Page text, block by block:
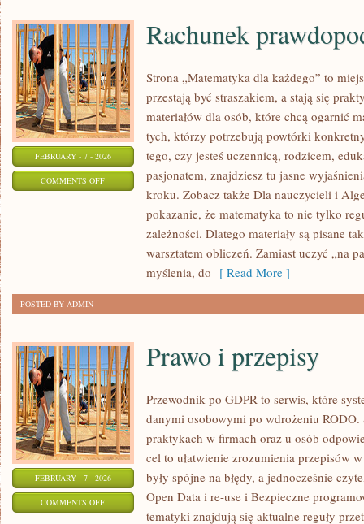
FEBRUARY - 7 - 2026
COMMENTS OFFON
RACHUNEK
PRAWDOPODOBIEŃSTWA
Rachunek
Strona „Matematyka dla każdego” to
przestają być straszakiem, a stają się
materiałów dla osób, które chcą ogarnić
tych, którzy potrzebują powtórki
tego, czy jesteś uczennicą, rodzicem,
pasjonatem, znajdziesz tu jasne
kroku. Zobacz także Dla nauczycieli i
pokazanie, że matematyka to nie tylko
zależności. Dlatego materiały są pisane
warsztatem obliczeń. Zamiast uczyć „na
myślenia, do [ Read More ]
POSTED BY ADMIN
FEBRUARY - 7 - 2026
COMMENTS OFFON
Prawo i przepisy
Przewodnik po GDPR to serwis, które
danymi osobowymi po wdrożeniu RODO.
praktykach w firmach oraz u osób
cel to ułatwienie zrozumienia przepisów
były spójne na błędy, a jednocześnie
Open Data i re-use i Bezpieczne
tematyki znajdują się aktualne reguły